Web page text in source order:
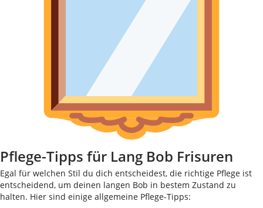
Pflege-Tipps für Lang Bob Frisuren
Egal für welchen Stil du dich entscheidest, die richtige Pflege ist
entscheidend, um deinen langen Bob in bestem Zustand zu
halten. Hier sind einige allgemeine Pflege-Tipps: